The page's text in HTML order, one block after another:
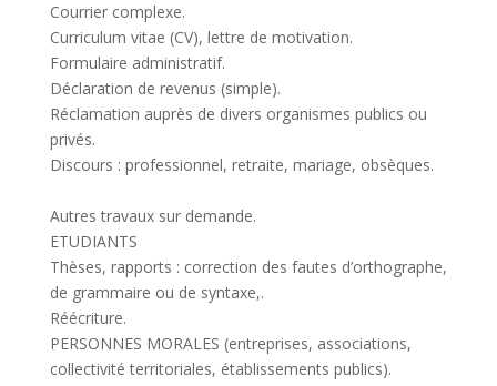
Courrier complexe.
Curriculum vitae (CV), lettre de motivation.
Formulaire administratif.
Déclaration de revenus (simple).
Réclamation auprès de divers organismes publics ou
privés.
Discours : professionnel, retraite, mariage, obsèques.
Autres travaux sur demande.
ETUDIANTS
Thèses, rapports : correction des fautes d’orthographe,
de grammaire ou de syntaxe,.
Réécriture.
PERSONNES MORALES (entreprises, associations,
collectivité territoriales, établissements publics).